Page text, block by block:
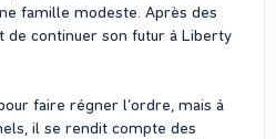
famille modeste. Après des
de continuer son futur à Liberty
faire régner l’ordre, mais à
il se rendit compte des